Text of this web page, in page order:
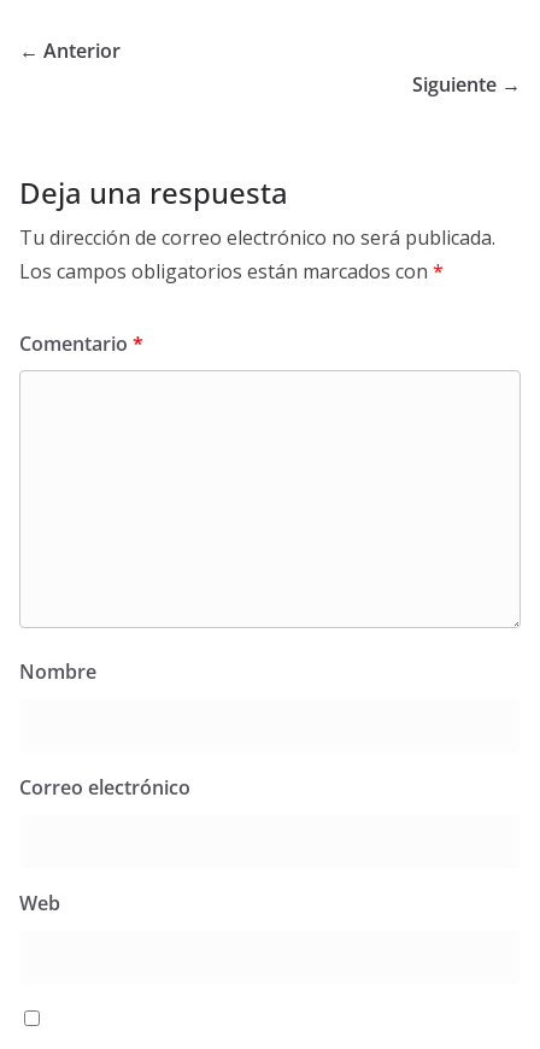
← Anterior
Siguiente →
Deja una respuesta
Tu dirección de correo electrónico no será publicada.
Los campos obligatorios están marcados con *
Comentario *
Nombre
Correo electrónico
Web